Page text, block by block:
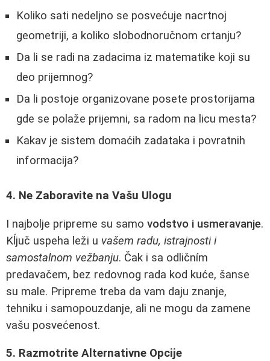
Koliko sati nedeljno se posvećuje nacrtnoj
geometriji, a koliko slobodnoručnom crtanju?
Da li se radi na zadacima iz matematike koji su
deo prijemnog?
Da li postoje organizovane posete prostorijama
gde se polaže prijemni, sa radom na licu mesta?
Kakav je sistem domaćih zadataka i povratnih
informacija?
4. Ne Zaboravite na Vašu Ulogu
I najbolje pripreme su samo vodstvo i usmeravanje.
Kĺjuč uspeha leži u vašem radu, istrajnosti i
samostalnom vežbanju. Čak i sa odličním
predavačem, bez redovnog rada kod kuće, šanse
su male. Pripreme treba da vam daju znanje,
tehniku i samopouzdanje, ali ne mogu da zamene
vašu posvećenost.
5. Razmotrite Alternativne Opcije